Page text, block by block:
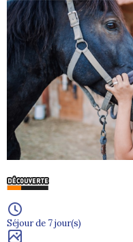
Séjour de 7 jour(s)